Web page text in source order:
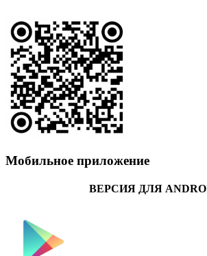
Мобильное приложение
ВЕРСИЯ ДЛЯ